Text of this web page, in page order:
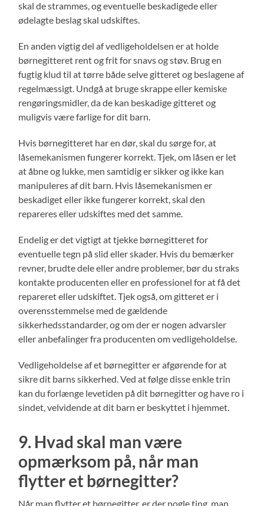
skal de strammes, og eventuelle beskadigede eller
ødelagte beslag skal udskiftes.
En anden vigtig del af vedligeholdelsen er at holde
børnegitteret rent og frit for snavs og støv. Brug en
fugtig klud til at tørre både selve gitteret og beslagene af
regelmæssigt. Undgå at bruge skrappe eller kemiske
rengøringsmidler, da de kan beskadige gitteret og
muligvis være farlige for dit barn.
Hvis børnegitteret har en dør, skal du sørge for, at
låsemekanismen fungerer korrekt. Tjek, om låsen er let
at åbne og lukke, men samtidig er sikker og ikke kan
manipuleres af dit barn. Hvis låsemekanismen er
beskadiget eller ikke fungerer korrekt, skal den
repareres eller udskiftes med det samme.
Endelig er det vigtigt at tjekke børnegitteret for
eventuelle tegn på slid eller skader. Hvis du bemærker
revner, brudte dele eller andre problemer, bør du straks
kontakte producenten eller en professionel for at få det
repareret eller udskiftet. Tjek også, om gitteret er i
overensstemmelse med de gældende
sikkerhedsstandarder, og om der er nogen advarsler
eller anbefalinger fra producenten om vedligeholdelse.
Vedligeholdelse af et børnegitter er afgørende for at
sikre dit barns sikkerhed. Ved at følge disse enkle trin
kan du forlænge levetiden på dit børnegitter og have ro i
sindet, velvidende at dit barn er beskyttet i hjemmet.
9. Hvad skal man være
opmærksom på, når man
flytter et børnegitter?
Når man flytter et børnegitter, er der nogle ting, man